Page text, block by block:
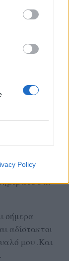
Policy
σας μετά
ότι
τελειώσει
θα ήμουν;
στα
ο κ.
σήμερα
αδίστακτοι
μου .Και